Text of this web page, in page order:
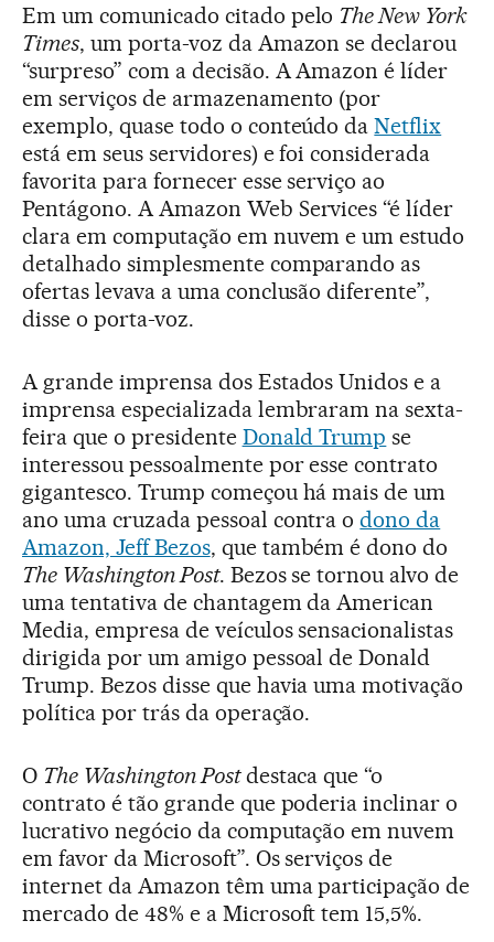
Em um comunicado citado pelo The New York
Times, um porta-voz da Amazon se declarou
“surpreso” com a decisão. A Amazon é líder
em serviços de armazenamento (por
exemplo, quase todo o conteúdo daNetflix
está em seus servidores) e foi considerada
favorita para fornecer esse serviço ao
Pentágono. A Amazon Web Services “é líder
clara em computação em nuvem e um estudo
detalhado simplesmente comparando as
ofertas levava a uma conclusão diferente”,
disse o porta-voz.
A grande imprensa dos Estados Unidos e a
imprensa especializada lembraram na sexta-
feira que o presidente Donald Trump se
interessou pessoalmente por esse contrato
gigantesco. Trump começou há mais de um
ano uma cruzada pessoal contra odono da
Amazon, Jeff Bezos, que também é dono do
The Washington Post. Bezos se tornou alvo de
uma tentativa de chantagem da American
Media, empresa de veículos sensacionalistas
dirigida por um amigo pessoal de Donald
Trump. Bezos disse que havia uma motivação
política por trás da operação.
O The Washington Postdestaca que “o
contrato é tão grande que poderia inclinar o
lucrativo negócio da computação em nuvem
em favor da Microsoft”. Os serviços de
internet da Amazon têm uma participação de
mercado de 48% e a Microsoft tem 15,5%.